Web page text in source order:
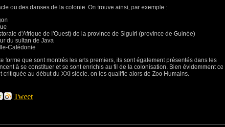
ou des danses de la colonie. On trouve ainsi, par exemple :
d'Afrique de l'Ouest) de la province de Siguiri (province de Guinée)
du sultan de Java
Calédonie
forme que sont montrés les arts premiers, ils sont également présentés dans les
à se constituer et se sont enrichis au fil de la colonisation. Bien évidemment ce
critiquée au début du XXI siècle. on les qualifie alors de Zoo Humains.
Tweet